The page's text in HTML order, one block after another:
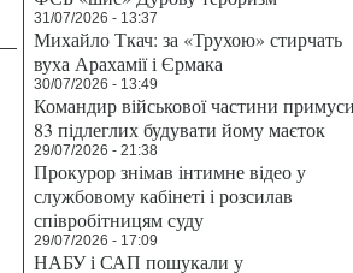
31/07/2026 - 13:37
Михайло Ткач: за «Трухою» стирчать
вуха Арахамії і Єрмака
30/07/2026 - 13:49
Командир військової частини
83 підлеглих будувати йому маєток
29/07/2026 - 21:38
Прокурор знімав інтимне відео у
службовому кабінеті і розсилав
співробітницям суду
29/07/2026 - 17:09
НАБУ і САП пошукали у